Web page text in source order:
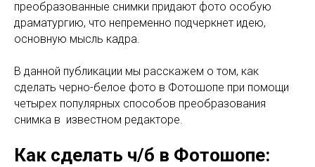
преобразованные снимки придают фото особую
драматургию, что непременно подчеркнет идею,
основную мысль кадра.
В данной публикации мы расскажем о том, как
сделать черно-белое фото в Фотошопе при помощи
четырех популярных способов преобразования
снимка в известном редакторе.
Как сделать ч/б в Фотошопе: